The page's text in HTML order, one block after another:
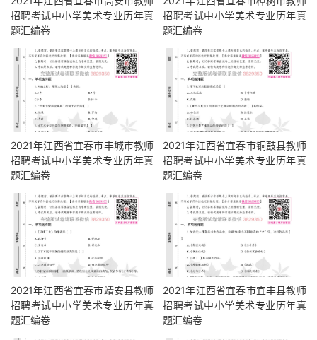
招聘考试中小学美术专业历年真
题汇编卷
招聘考试中小学美术专业历年真
题汇编卷
2021年江西省宜春市丰城市教师
招聘考试中小学美术专业历年真
题汇编卷
2021年江西省宜春市铜鼓县教师
招聘考试中小学美术专业历年真
题汇编卷
2021年江西省宜春市靖安县教师
招聘考试中小学美术专业历年真
题汇编卷
2021年江西省宜春市宜丰县教师
招聘考试中小学美术专业历年真
题汇编卷